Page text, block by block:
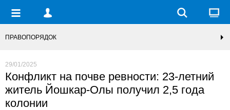
ПРАВОПОРЯДОК
29/01/2025
Конфликт на почве ревности: 23-летний
житель Йошкар-Олы получил 2,5 года
колонии